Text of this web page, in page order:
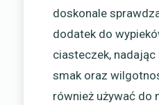
doskonale
dodatek do
ciasteczek,
smak oraz
również używać do